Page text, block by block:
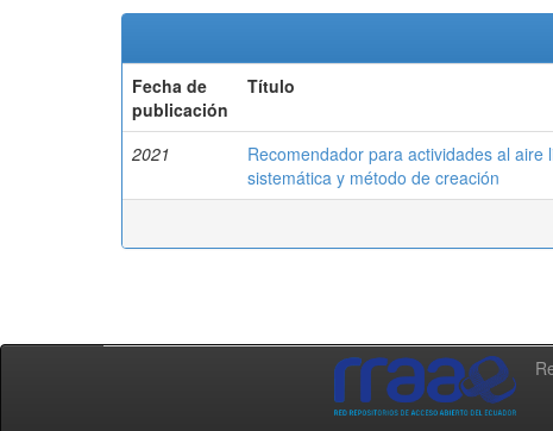
Fecha de
publicación
Título
2021
Recomendador para actividades al
sistemática y método de creación